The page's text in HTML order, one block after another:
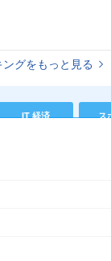
グをもっと見る
IT 経済 ス